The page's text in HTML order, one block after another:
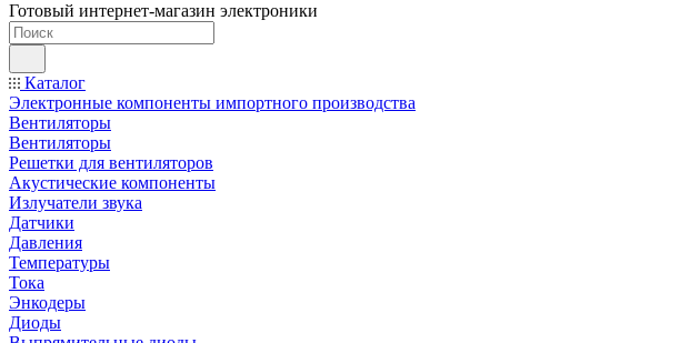
Готовый интернет-магазин электроники
Каталог
Электронные компоненты импортного производства
Вентиляторы
Вентиляторы
Решетки для вентиляторов
Акустические компоненты
Излучатели звука
Датчики
Давления
Температуры
Тока
Энкодеры
Диоды